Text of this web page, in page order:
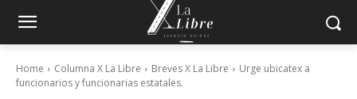
Home Columna X La Libre Breves X La Libre
Urge ubicatex a
funcionarios y funcionarias estatales.